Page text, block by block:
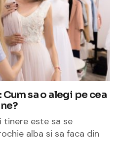
sa o alegi pe cea
tinere este sa se
alba si sa faca din